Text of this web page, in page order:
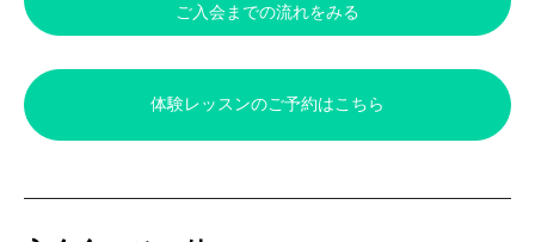
ご入会までの流れをみる
体験レッスンのご予約はこちら